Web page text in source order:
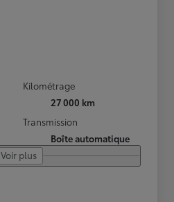
Kilométrage
27 000 km
Transmission
Boîte automatique
Voir plus